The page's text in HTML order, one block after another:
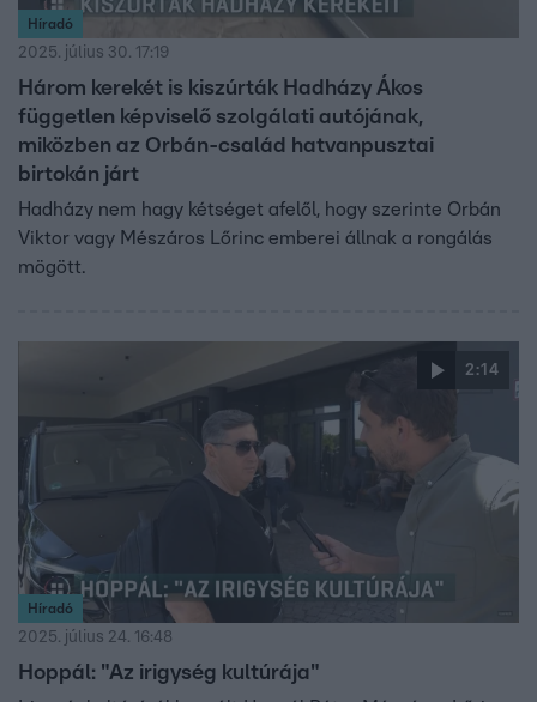
Híradó
2025. július 30. 17:19
Három kerekét is kiszúrták Hadházy Ákos
független képviselő szolgálati autójának,
miközben az Orbán-család hatvanpusztai
birtokán járt
Hadházy nem hagy kétséget afelől, hogy szerinte Orbán
Viktor vagy Mészáros Lőrinc emberei állnak a rongálás
mögött.
2:14
Híradó
2025. július 24. 16:48
Hoppál: "Az irigység kultúrája"